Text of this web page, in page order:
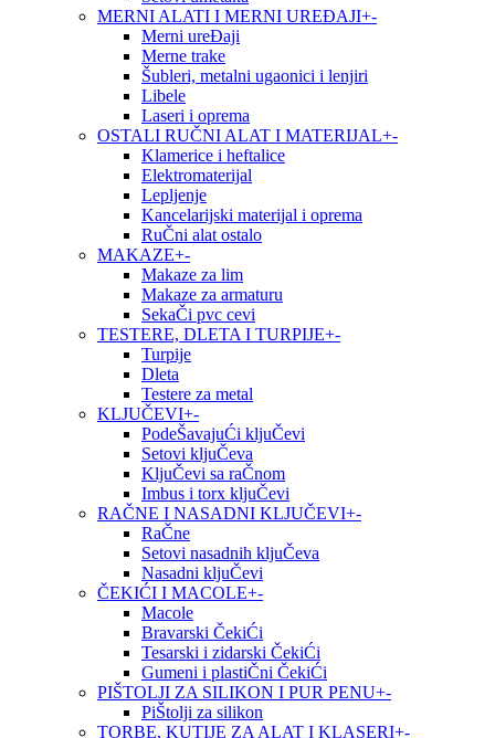
MERNI ALATI I MERNI UREĐAJI+-
Merni ureĐaji
Merne trake
Šubleri, metalni ugaonici i lenjiri
Libele
Laseri i oprema
OSTALI RUČNI ALAT I MATERIJAL+-
Klamerice i heftalice
Elektromaterijal
Lepljenje
Kancelarijski materijal i oprema
RuČni alat ostalo
MAKAZE+-
Makaze za lim
Makaze za armaturu
SekaČi pvc cevi
TESTERE, DLETA I TURPIJE+-
Turpije
Dleta
Testere za metal
KLJUČEVI+-
PodeŠavajuĆi kljuČevi
Setovi kljuČeva
KljuČevi sa raČnom
Imbus i torx kljuČevi
RAČNE I NASADNI KLJUČEVI+-
RaČne
Setovi nasadnih kljuČeva
Nasadni kljuČevi
ČEKIĆI I MACOLE+-
Macole
Bravarski ČekiĆi
Tesarski i zidarski ČekiĆi
Gumeni i plastiČni ČekiĆi
PIŠTOLJI ZA SILIKON I PUR PENU+-
PiŠtolji za silikon
TORBE, KUTIJE ZA ALAT I KLASERI+-